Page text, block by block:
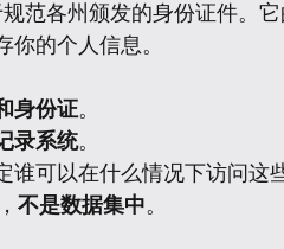
范各州颁发的身份证件。
你的个人信息。
身份证。
录系统。
谁可以在什么情况下访问这
不是数据集中。